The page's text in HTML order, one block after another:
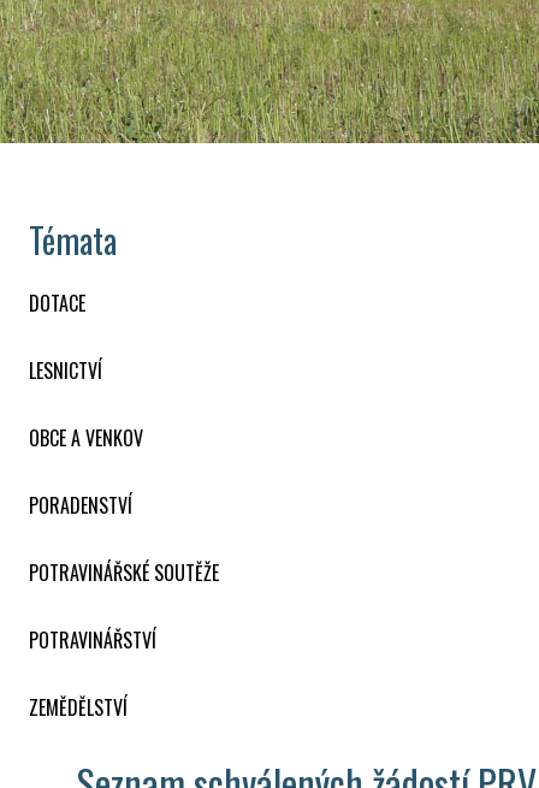
Témata
DOTACE
LESNICTVÍ
OBCE A VENKOV
PORADENSTVÍ
POTRAVINÁŘSKÉ SOUTĚŽE
POTRAVINÁŘSTVÍ
ZEMĚDĚLSTVÍ